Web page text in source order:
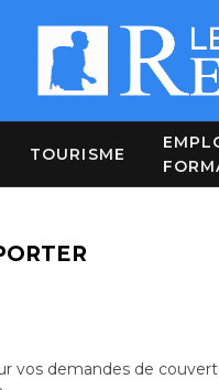
TOURISME
vos demandes de